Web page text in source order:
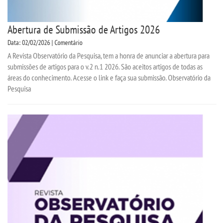
Abertura de Submissão de Artigos 2026
Data: 02/02/2026 | Comentário
A Revista Observatório da Pesquisa, tem a honra de anunciar a abertura para
submissões de artigos para o v.2 n.1 2026. São aceitos artigos de todas as
áreas do conhecimento. Acesse o link e faça sua submissão. Observatório da
Pesquisa